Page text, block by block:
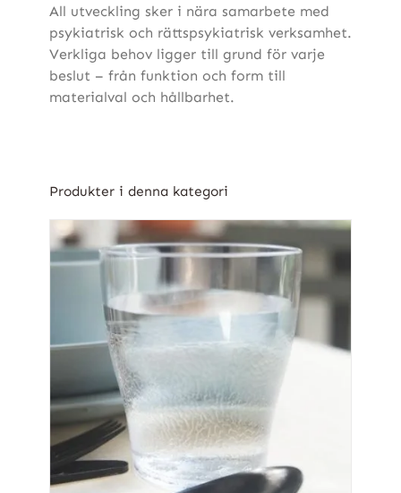
All utveckling sker i nära samarbete med
psykiatrisk och rättspsykiatrisk verksamhet.
Verkliga behov ligger till grund för varje
beslut – från funktion och form till
materialval och hållbarhet.
Produkter i denna kategori